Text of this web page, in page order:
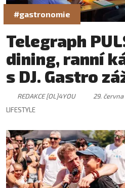
#gastronomie
Telegraph
dining, ranní
s DJ. Gastro
má svůj
REDAKCE [OL]4YOU
29.
LIFESTYLE